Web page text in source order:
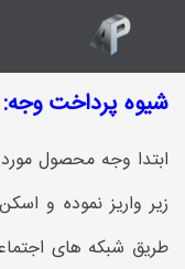
شیوه پرداخت وجه:
ابتدا وجه محصول مورد
زیر واریز نموده و